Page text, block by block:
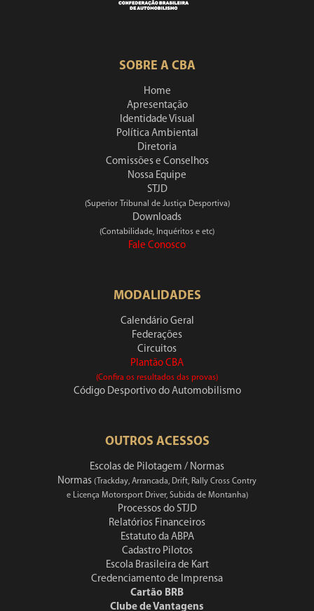
SOBRE A CBA
Home
Apresentação
Identidade Visual
Política Ambiental
Diretoria
Comissões e Conselhos
Nossa Equipe
STJD
(Superior Tribunal de Justiça Desportiva)
Downloads
(Contabilidade, Inquéritos e etc)
Fale Conosco
MODALIDADES
Calendário Geral
Federações
Circuitos
Plantão CBA
(Confira os resultados das provas)
Código Desportivo do Automobilismo
OUTROS ACESSOS
Escolas de Pilotagem / Normas
Normas (Trackday, Arrancada, Drift, Rally Cross Contry
e Licença Motorsport Driver, Subida de Montanha)
Processos do STJD
Relatórios Financeiros
Estatuto da ABPA
Cadastro Pilotos
Escola Brasileira de Kart
Credenciamento de Imprensa
Cartão BRB
Clube de Vantagens